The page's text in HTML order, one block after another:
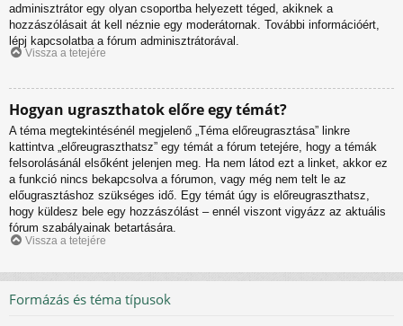
adminisztrátor egy olyan csoportba helyezett téged, akiknek a
hozzászólásait át kell néznie egy moderátornak. További információért,
lépj kapcsolatba a fórum adminisztrátorával.
Vissza a tetejére
Hogyan ugraszthatok előre egy témát?
A téma megtekintésénél megjelenő „Téma előreugrasztása” linkre
kattintva „előreugraszthatsz” egy témát a fórum tetejére, hogy a témák
felsorolásánál elsőként jelenjen meg. Ha nem látod ezt a linket, akkor ez
a funkció nincs bekapcsolva a fórumon, vagy még nem telt le az
előugrasztáshoz szükséges idő. Egy témát úgy is előreugraszthatsz,
hogy küldesz bele egy hozzászólást – ennél viszont vigyázz az aktuális
fórum szabályainak betartására.
Vissza a tetejére
Formázás és téma típusok